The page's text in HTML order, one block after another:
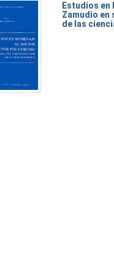
Estudios
Zamudio
de las